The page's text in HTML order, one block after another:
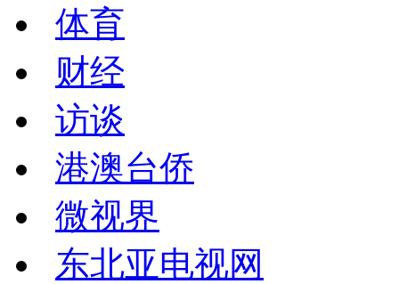
体育
财经
访谈
港澳台侨
微视界
东北亚电视网